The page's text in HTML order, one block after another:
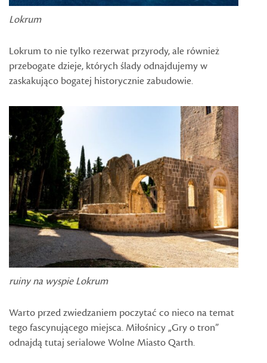
Lokrum
Lokrum to nie tylko rezerwat przyrody, ale również
przebogate dzieje, których ślady odnajdujemy w
zaskakująco bogatej historycznie zabudowie.
ruiny na wyspie Lokrum
Warto przed zwiedzaniem poczytać co nieco na temat
tego fascynującego miejsca. Miłośnicy „Gry o tron”
odnajdą tutaj serialowe Wolne Miasto Qarth.